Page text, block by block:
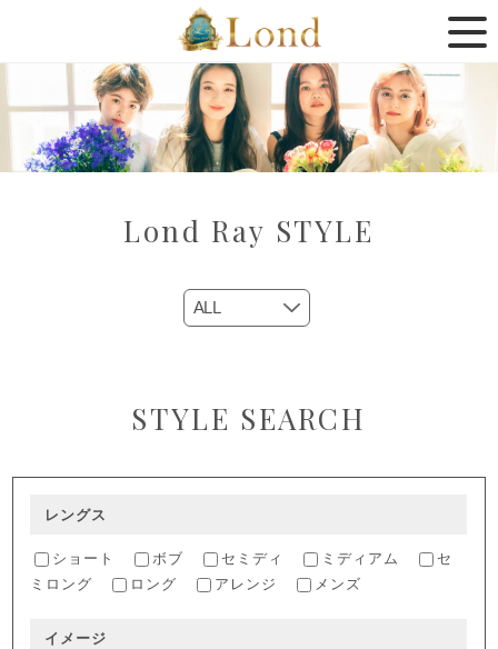
Lond Ray STYLE
STYLE SEARCH
レングス
ショート ボブ セミディ ミディアム
セ
ミロング
ロング アレンジ メンズ
イメージ